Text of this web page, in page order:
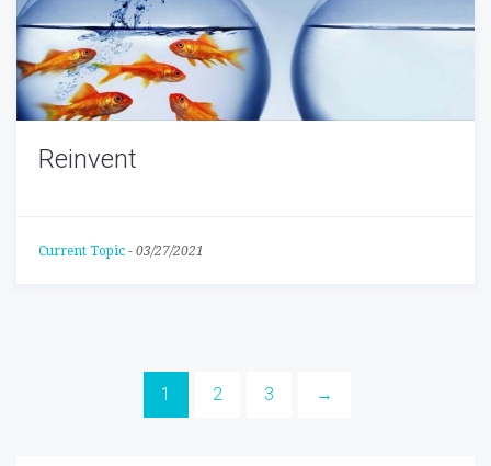
Reinvent
Current Topic - 03/27/2021
1 2 3 →